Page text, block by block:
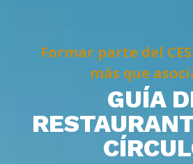
Formar parte del
más que
GUÍA